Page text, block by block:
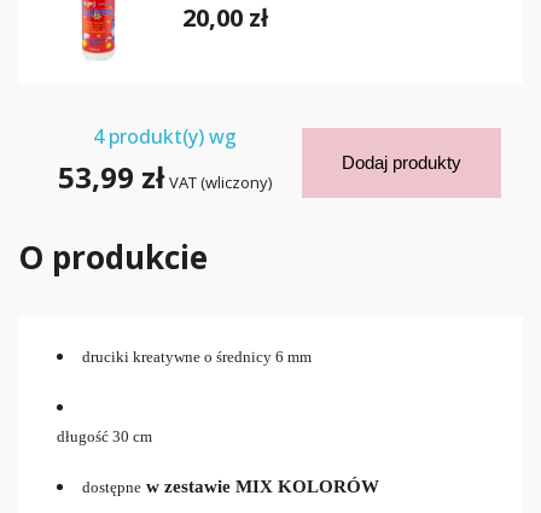
20,00 zł
4produkt(y) wg
53,99 zł VAT (wliczony)
Dodaj produkty
O produkcie
druciki kreatywne o średnicy 6 mm
długość 30 cm
dostępne w zestawie MIX KOLORÓW